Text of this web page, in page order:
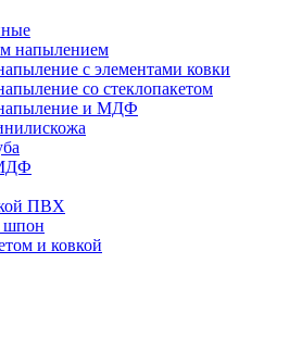
напылением
с элементами ковки
со стеклопакетом
и МДФ
ПВХ
шпон
и ковкой